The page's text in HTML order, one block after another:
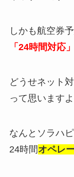
しかも航空券
「24時間対応」
どうせネット
って思います
なんとソラハ
24時間オペレ